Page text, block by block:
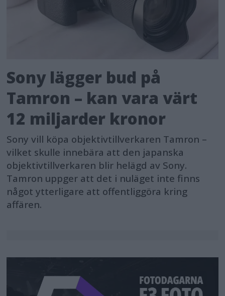
Sony lägger bud på
Tamron – kan vara värt
12 miljarder kronor
Sony vill köpa objektivtillverkaren Tamron –
vilket skulle innebära att den japanska
objektivtillverkaren blir helägd av Sony.
Tamron uppger att det i nuläget inte finns
något ytterligare att offentliggöra kring
affären.